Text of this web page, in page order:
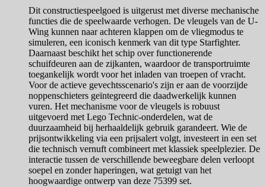
Dit constructiespeelgoed is uitgerust met diverse mechanische
functies die de speelwaarde verhogen. De vleugels van de U-
Wing kunnen naar achteren klappen om de vliegmodus te
simuleren, een iconisch kenmerk van dit type Starfighter.
Daarnaast beschikt het schip over functionerende
schuifdeuren aan de zijkanten, waardoor de transportruimte
toegankelijk wordt voor het inladen van troepen of vracht.
Voor de actieve gevechtsscenario's zijn er aan de voorzijde
noppenschieters geïntegreerd die daadwerkelijk kunnen
vuren. Het mechanisme voor de vleugels is robuust
uitgevoerd met Lego Technic-onderdelen, wat de
duurzaamheid bij herhaaldelijk gebruik garandeert. Wie de
prijsontwikkeling via een prijsalert volgt, investeert in een set
die technisch vernuft combineert met klassiek speelplezier. De
interactie tussen de verschillende beweegbare delen verloopt
soepel en zonder haperingen, wat getuigt van het
hoogwaardige ontwerp van deze 75399 set.